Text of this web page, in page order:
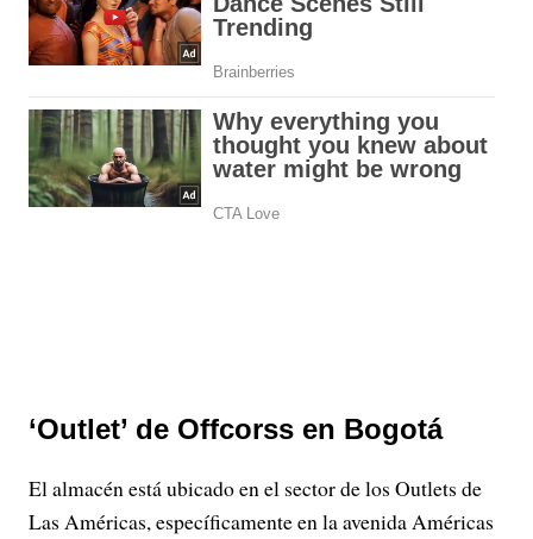
‘Outlet’ de Offcorss en Bogotá
El almacén está ubicado en el sector de los Outlets de
Las Américas, específicamente en la avenida Américas